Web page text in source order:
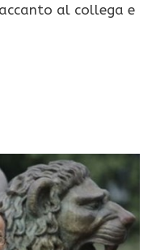
al collega e